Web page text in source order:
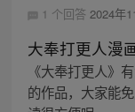
1 个回答 2024年
大奉打更人漫
《大奉打更人》
的作品，大家能